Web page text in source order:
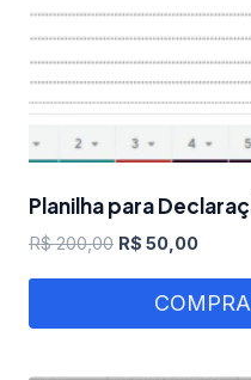
Planilha para
R$200,00 O
original
era:
R$ 50,00O
atual
é: